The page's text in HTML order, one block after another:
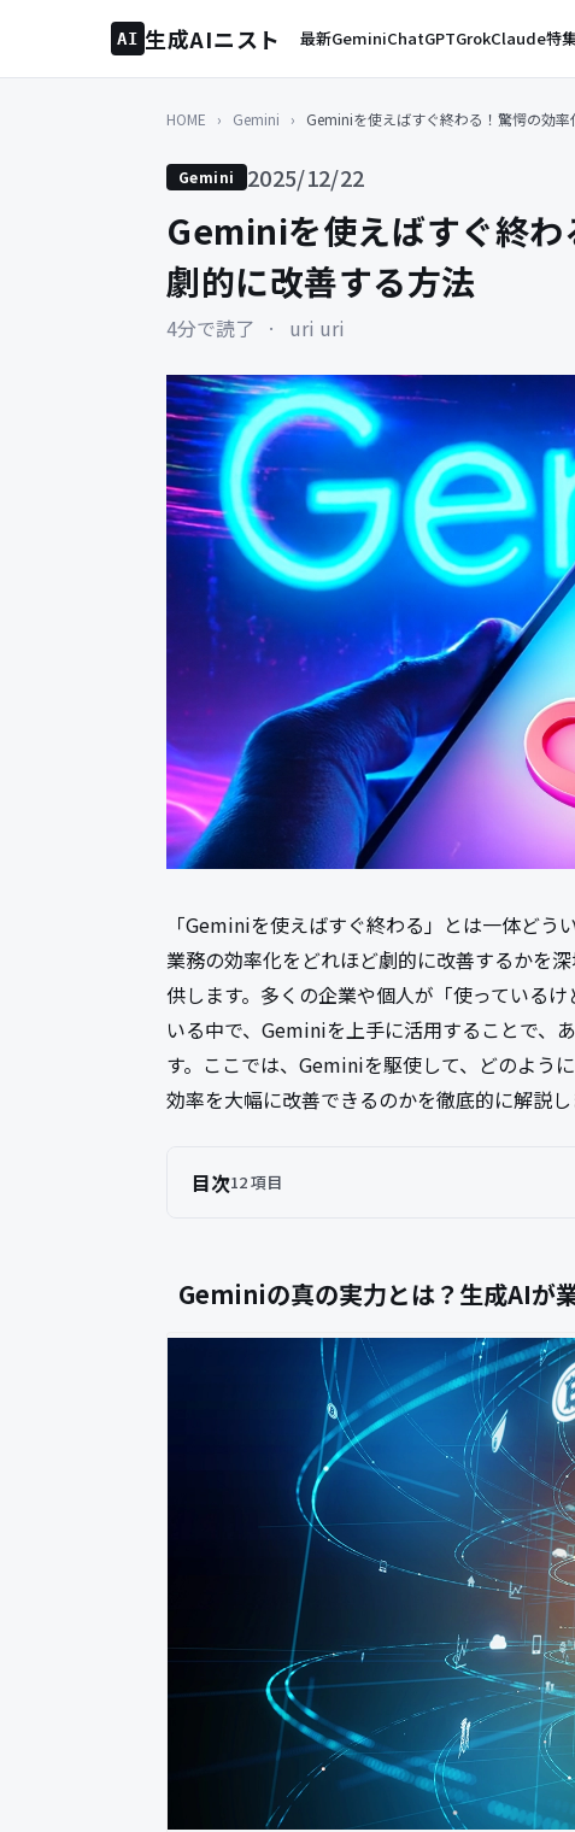
AI 生成AIニスト 最新GeminiChatGPTGrokClaude特
HOME › Gemini › Geminiを使えばすぐ終わる！驚愕の効
Gemini 2025/12/22
Geminiを使えばすぐ終わ
劇的に改善する方法
4分で読了 · uri uri
「Geminiを使えばすぐ終わる」とは一体どう
業務の効率化をどれほど劇的に改善するかを
供します。多くの企業や個人が「使っている
いる中で、Geminiを上手に活用することで、
す。ここでは、Geminiを駆使して、どのよう
効率を大幅に改善できるのかを徹底的に解説し
目次12 項目
Geminiの真の実力とは？生成AIが